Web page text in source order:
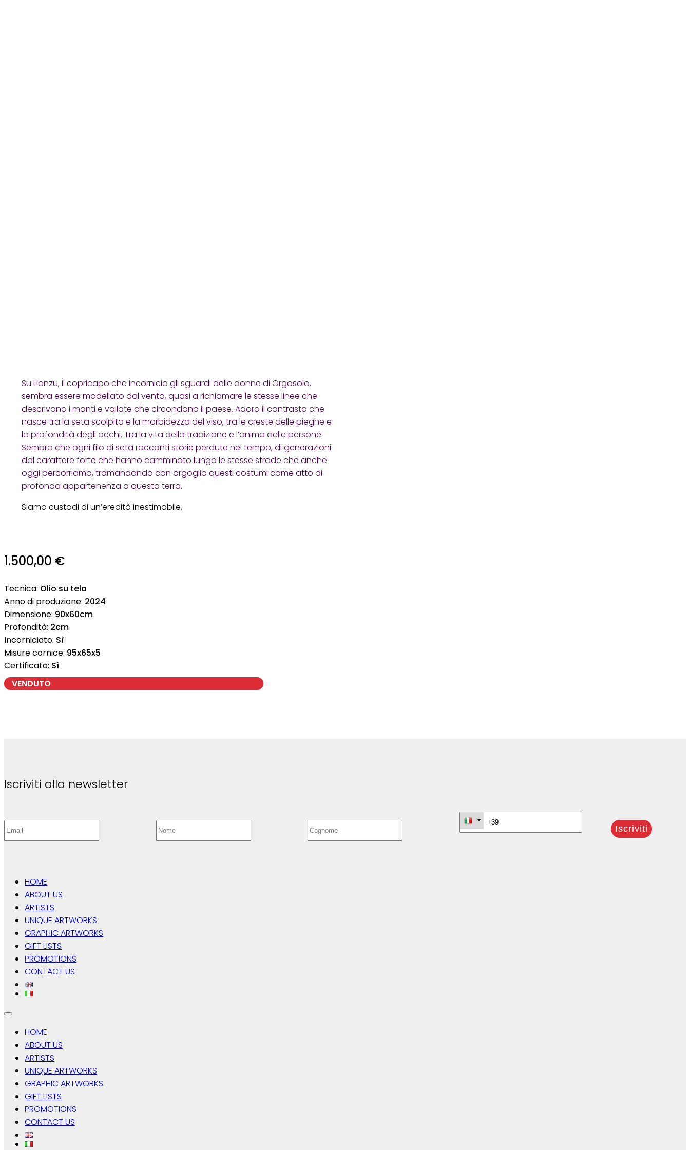
Su Lionzu, il copricapo che incornicia gli sguardi delle donne di Orgosolo,
sembra essere modellato dal vento, quasi a richiamare le stesse linee che
descrivono i monti e vallate che circondano il paese. Adoro il contrasto che
nasce tra la seta scolpita e la morbidezza del viso, tra le creste delle pieghe e
la profondità degli occhi. Tra la vita della tradizione e l’anima delle persone.
Sembra che ogni filo di seta racconti storie perdute nel tempo, di generazioni
dal carattere forte che hanno camminato lungo le stesse strade che anche
oggi percorriamo, tramandando con orgoglio questi costumi come atto di
profonda appartenenza a questa terra.
Siamo custodi di un’eredità inestimabile.
1.500,00 €
Tecnica: Olio su tela
Anno di produzione: 2024
Dimensione: 90x60cm
Profondità: 2cm
Incorniciato: Sì
Misure cornice: 95x65x5
Certificato: Sì
VENDUTO
Iscriviti alla newsletter
HOME
ABOUT US
ARTISTS
UNIQUE ARTWORKS
GRAPHIC ARTWORKS
GIFT LISTS
PROMOTIONS
CONTACT US
HOME
ABOUT US
ARTISTS
UNIQUE ARTWORKS
GRAPHIC ARTWORKS
GIFT LISTS
PROMOTIONS
CONTACT US